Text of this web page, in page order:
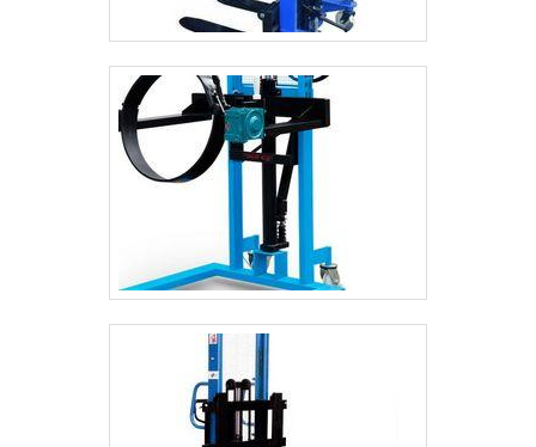
oferece.QUALIDADE EM COMPRA E
USADASEntre em contato agora mesmo
com a Empicarga para conhecer um
pouco mais de todas as empilhadeiras de
qualidade que a empresa coloca à
disposição de seus clientes. A Empicarga
possui uma longa experiência no mercado
e, desde sua fundação, conquista cada
vez mais clientes..